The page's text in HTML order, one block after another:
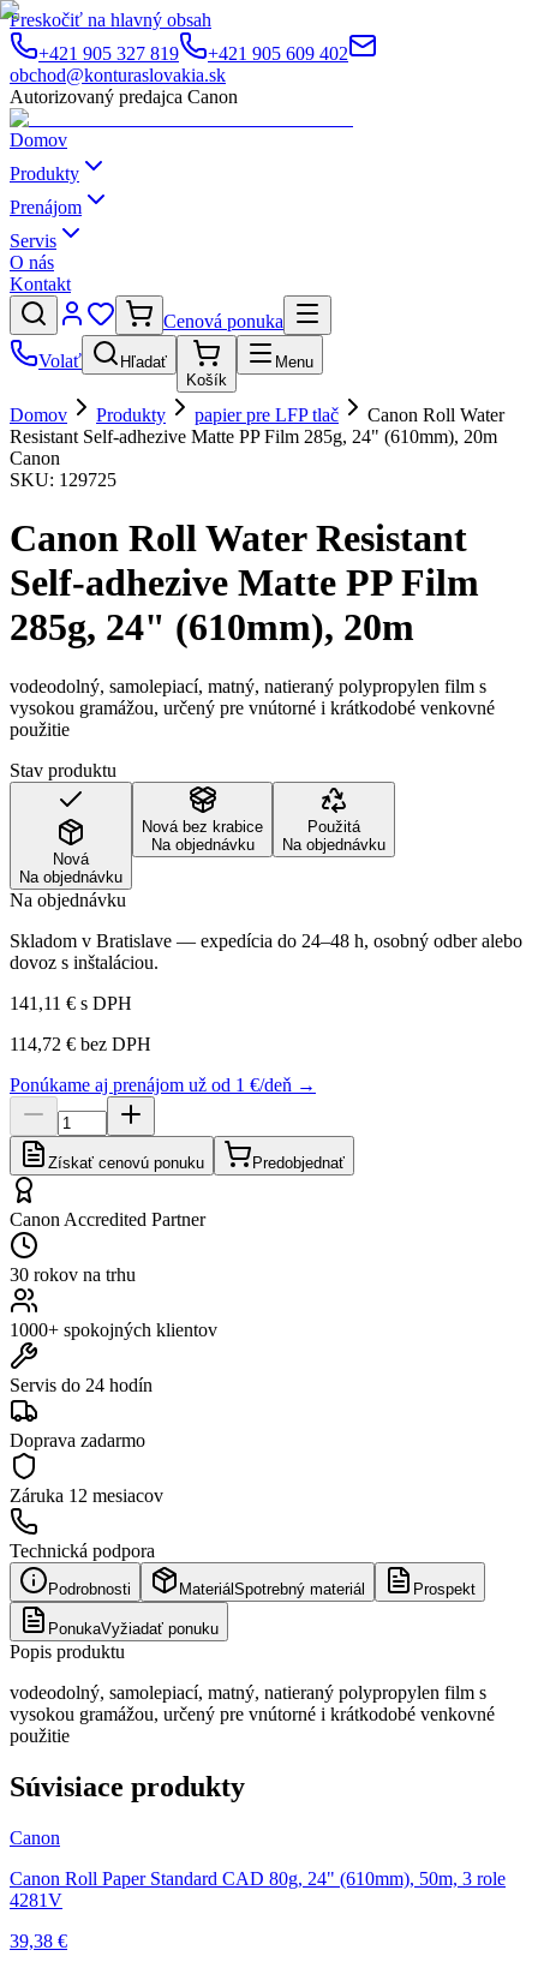
Preskočiť na hlavný obsah
+421 905 327 819
+421 905 609 402
obchod@konturaslovakia.sk
Autorizovaný predajca Canon
Domov
Produkty
Prenájom
Servis
O nás
Kontakt
Cenová ponuka
Volať
Hľadať
Košík
Menu
Domov Produkty papier pre LFP tlač
Canon Roll Water
Resistant Self-adhezive Matte PP Film 285g, 24" (610mm), 20m
Canon
SKU: 129725
Canon Roll Water Resistant
Self-adhezive Matte PP Film
285g, 24" (610mm), 20m
vodeodolný, samolepiací, matný, natieraný polypropylen film s
vysokou gramážou, určený pre vnútorné i krátkodobé venkovné
použitie
Stav produktu
Nová
Na objednávku
Nová bez krabice
Na objednávku
Použitá
Na objednávku
Na objednávku
Skladom v Bratislave — expedícia do 24–48 h, osobný odber alebo
dovoz s inštaláciou.
141,11 € s DPH
114,72 € bez DPH
Ponúkame aj prenájom už od 1 €/deň →
Získať cenovú ponuku Predobjednať
Canon Accredited Partner
30 rokov na trhu
1000+ spokojných klientov
Servis do 24 hodín
Doprava zadarmo
Záruka 12 mesiacov
Technická podpora
Podrobnosti Materiál Spotrebný materiál Prospekt
PonukaVyžiadať ponuku
Popis produktu
vodeodolný, samolepiací, matný, natieraný polypropylen film s
vysokou gramážou, určený pre vnútorné i krátkodobé venkovné
použitie
Súvisiace produkty
Canon
Canon Roll Paper Standard CAD 80g, 24" (610mm), 50m, 3 role
4281V
39,38 €